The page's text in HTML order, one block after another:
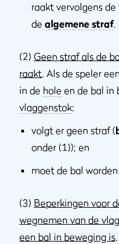
raakt vervolgens de
de algemene straf.
(2) Geen straf als de
raakt. Als de speler een
in de hole en de bal in
vlaggenstok:
volgt er geen straf (
onder (1)); en
moet de bal
(3) Beperkingen voor
wegnemen van de
een bal in beweging is